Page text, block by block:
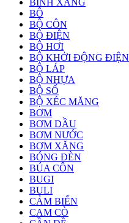
BÌNH XĂNG
BÔ
BỘ CÔN
BỘ ĐIỆN
BỘ HƠI
BỘ KHỞI ĐỘNG ĐIỆN
BỘ LÁP
BỘ NHỰA
BỘ SỐ
BỘ XÉC MĂNG
BƠM
BƠM DẦU
BƠM NƯỚC
BƠM XĂNG
BÓNG ĐÈN
BÚA CÔN
BUGI
BULI
CẢM BIẾN
CAM CÒ